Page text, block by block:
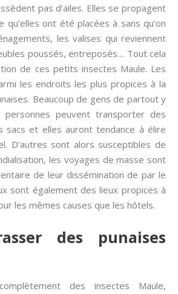
pas d’ailes. Elles se propagent
qu’elles ont été placées à sans qu’on
les valises qui reviennent
poussés, entreposés… Tout cela
de ces petits insectes Maule. Les
les endroits les plus propices à la
Beaucoup de gens de partout y
personnes peuvent transporter des
sacs et elles auront tendance à élire
D’autres sont alors susceptibles de
les voyages de masse sont
de leur dissémination de par le
sont également des lieux propices à
les mêmes causes que les hôtels.
des punaises
des insectes Maule,